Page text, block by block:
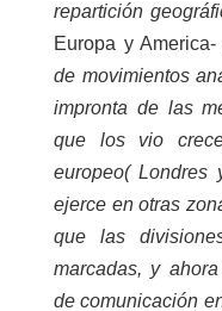
repartición
Europa y
de movimientos
impronta de las
que los vio
europeo(
ejerce en otras
que las
marcadas, y
de comunicación